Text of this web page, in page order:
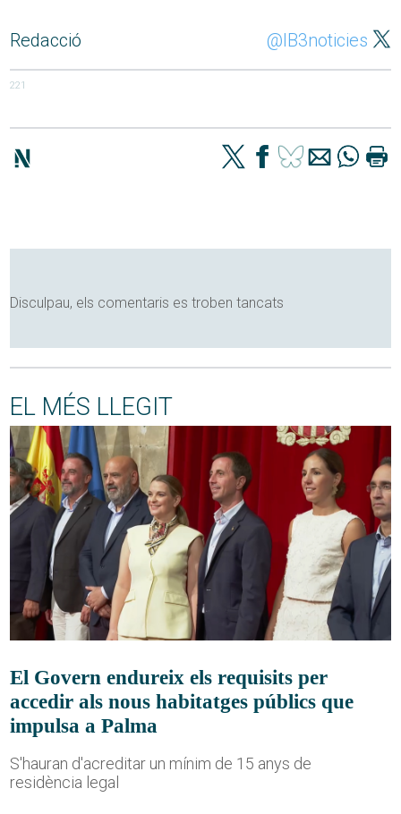
Redacció @IB3noticies
221
Disculpau, els comentaris es troben tancats
EL MÉS LLEGIT
El Govern endureix els requisits per
accedir als nous habitatges públics que
impulsa a Palma
S'hauran d'acreditar un mínim de 15 anys de
residència legal